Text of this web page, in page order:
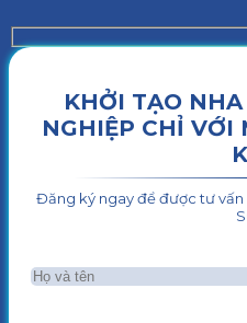
KHỞI TẠO
NGHIỆP CHỈ VỚI
Đăng ký ngay để được tư